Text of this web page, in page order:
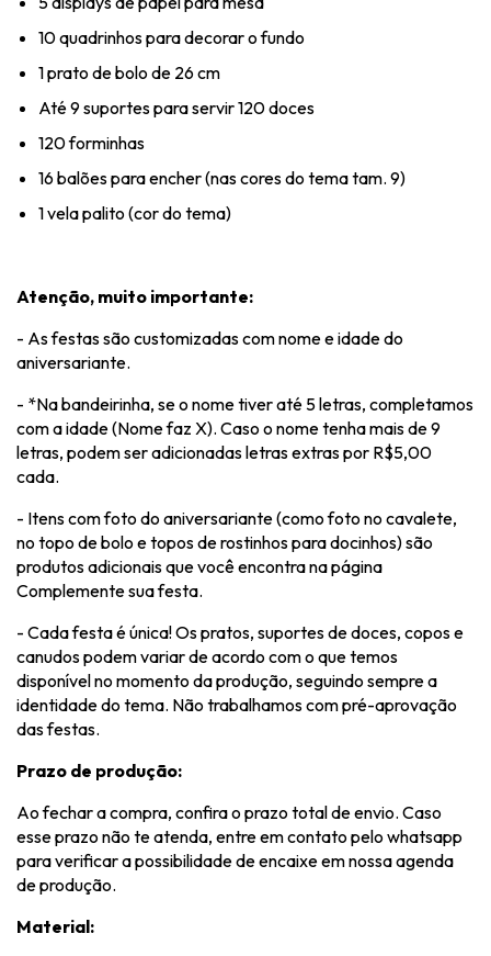
10 quadrinhos para decorar o fundo
1 prato de bolo de 26 cm
Até 9 suportes para servir 120 doces
120 forminhas
16 balões para encher (nas cores do tema tam. 9)
1 vela palito (cor do tema)
Atenção, muito importante:
- As festas são customizadas com nome e idade do
aniversariante.
- *Na bandeirinha, se o nome tiver até 5 letras, completamos
com a idade (Nome faz X). Caso o nome tenha mais de 9
letras, podem ser adicionadas letras extras por R$5,00
cada.
- Itens com foto do aniversariante (como foto no cavalete,
no topo de bolo e topos de rostinhos para docinhos) são
produtos adicionais que você encontra na página
Complemente sua festa.
- Cada festa é única! Os pratos, suportes de doces, copos e
canudos podem variar de acordo com o que temos
disponível no momento da produção, seguindo sempre a
identidade do tema. Não trabalhamos com pré-aprovação
das festas.
Prazo de produção:
Ao fechar a compra, confira o prazo total de envio. Caso
esse prazo não te atenda, entre em contato pelo whatsapp
para verificar a possibilidade de encaixe em nossa agenda
de produção.
Material: